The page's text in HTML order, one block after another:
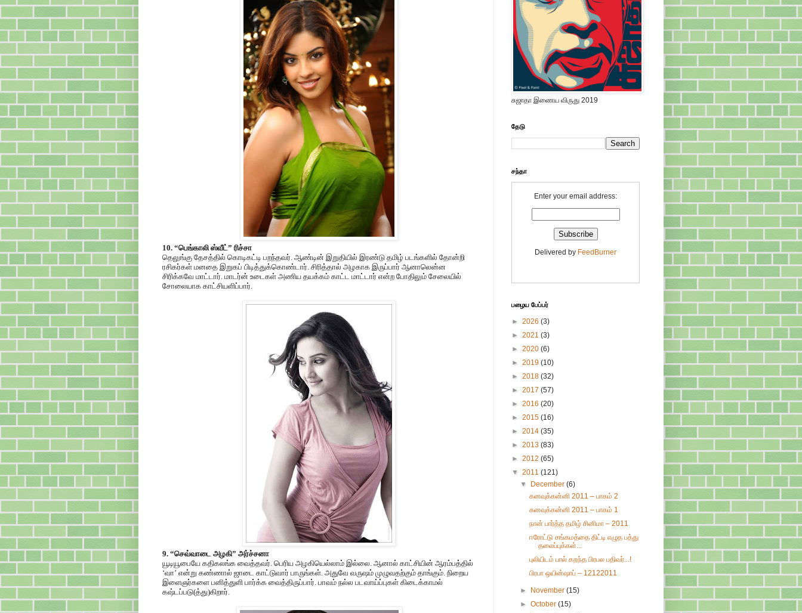
10. “பெங்காலி ஸ்வீட்” ரிச்சா
தெலுங்கு தேசத்தில் கொடிகட்டி பறந்தவர். ஆண்டின் இறுதியில் இரண்டு தமிழ் படங்களில் தோன்றி
ரசிகர்கள் மனதை இறுகப் பிடித்துக்கொண்டார். சிரித்தால் அழகாக இருப்பார் ஆனாலென்ன
சிரிக்கவே மாட்டார். மாடர்ன் உடைகள் அணிய தயக்கம் காட்ட மாட்டார் என்ற போதிலும் சேலையில்
சோலையாக காட்சியளிப்பார்.
9. “செவ்வாடை அழகி” அர்ச்சனா
யூடியூபையே கதிகலங்க வைத்தவர். பெரிய அழகியெல்லாம் இல்லை. ஆனால் காட்சியின் ஆரம்பத்தில்
‘வா’ என்று கண்ணால் ஜாடை காட்டுவார் பாருங்கள். அதுவே வருஷம் முழுவதற்கும் தாங்கும். நிறைய
இளைஞர்களை பனித்துளி பார்க்க வைத்திருப்பார். பாவம் நல்ல படவாய்ப்புகள் கிடைக்காமல்
கஷ்டப்படு(த்து)கிறார்.
சுஜாதா இணைய விருது 2019
தேடு
சந்தா
Enter your email address:
Delivered by FeedBurner
பழைய பேப்பர்
► 2026 (3)
► 2021 (3)
► 2020 (6)
► 2019 (10)
► 2018 (32)
► 2017 (57)
► 2016 (20)
► 2015 (16)
► 2014 (35)
► 2013 (83)
► 2012 (65)
▼ 2011 (121)
▼
December(6)
கனவுக்கன்னி 2011 – பாகம் 2
கனவுக்கன்னி 2011 – பாகம் 1
நான் பார்த்த தமிழ் சினிமா – 2011
ஈரோட்டு சங்கமத்தை திட்டி எழுத பத்து
தலைப்புக்கள்...
புலியிடம் பால் கறந்த பிரபல பதிவர்...!
பிரபா ஒயின்ஷாப் – 12122011
► November(15)
►October(15)